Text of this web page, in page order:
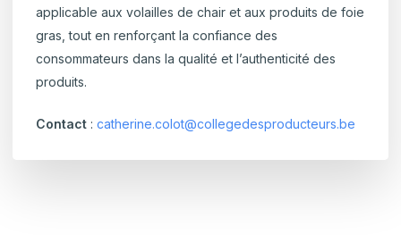
applicable aux volailles de chair et aux produits de foie
gras, tout en renforçant la confiance des
consommateurs dans la qualité et l’authenticité des
produits.
Contact :catherine.colot@collegedesproducteurs.be